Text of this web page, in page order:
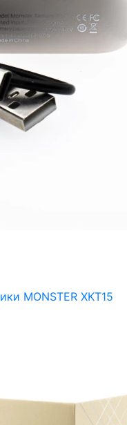
MONSTER XKT15